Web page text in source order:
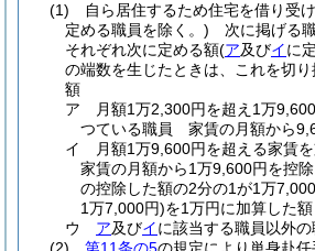
(1)
自ら居住するため住宅を借り受
定める職員を除く。) 次に掲げる職
それぞれ次に定める額(ア及びイに
の端数を生じたときは、これを切
額
ア
月額1万2,300円を超え1万
つている職員 家賃の月額から
イ
月額1万9,600円を超える家賃
家賃の月額から1万9,600円を控
の控除した額の2分の1が1万
1万7,000円)を1万円に加算した額
ウ
ア及びイに該当する職員以外